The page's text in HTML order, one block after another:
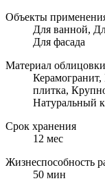
Объекты
Для ванной,
Для фасада
Материал облицовки
плитка,
Натуральный
Срок хранения
12 мес
Жизнеспособность
50 мин